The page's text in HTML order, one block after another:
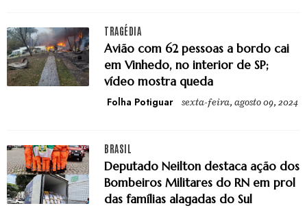
TRAGÉDIA
Avião com 62 pessoas a bordo cai
em Vinhedo, no interior de SP;
vídeo mostra queda
Folha Potiguar sexta-feira, agosto 09, 2024
BRASIL
Deputado Neilton destaca ação dos
Bombeiros Militares do RN em prol
das famílias alagadas do Sul